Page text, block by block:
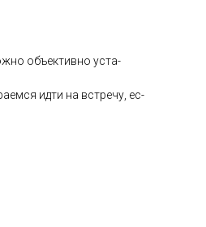
объ­ек­тивно ус­та­
ид­ти на встре­чу, ес­